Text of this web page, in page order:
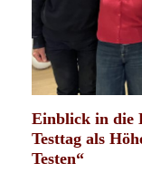
Einblick in die
Testtag als
Testen“